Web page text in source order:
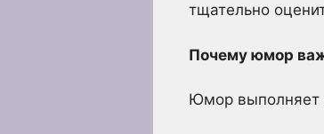
тщательно
Почему юмор
Юмор выполняет